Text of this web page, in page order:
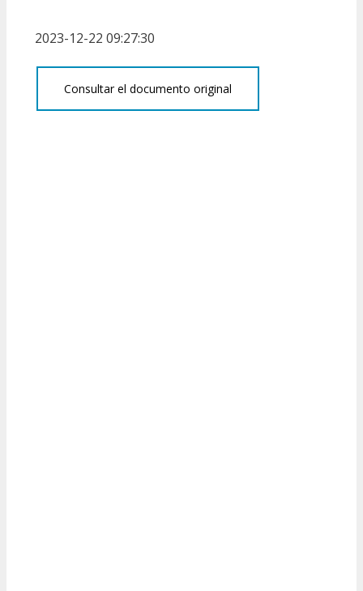
2023-12-22 09:27:30
Consultar el documento original